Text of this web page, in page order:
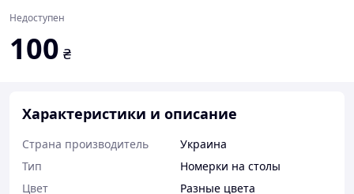
Недоступен
100 ₴
Характеристики и описание
Страна производитель
Украина
Тип
Номерки на столы
Цвет
Разные цвета